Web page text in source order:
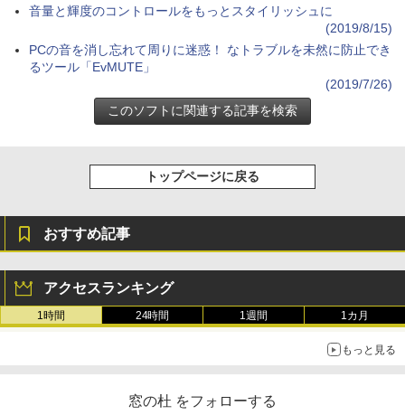
音量と輝度のコントロールをもっとスタイリッシュに
(2019/8/15)
PCの音を消し忘れて周りに迷惑！ なトラブルを未然に防止でき
るツール「EvMUTE」
(2019/7/26)
トップページに戻る
おすすめ記事
アクセスランキング
1時間 24時間 1週間 1カ月
もっと見る
窓の杜 をフォローする